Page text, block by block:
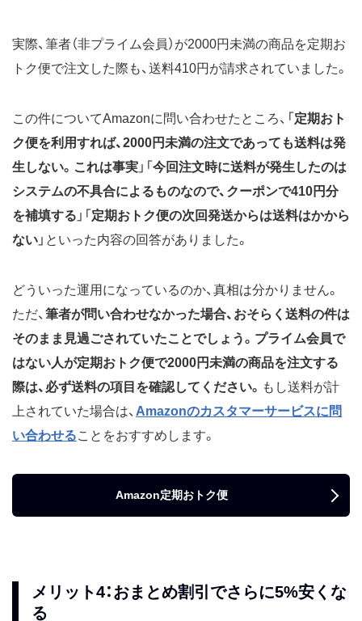
実際、筆者（非プライム会員）が2000円未満の商品を定期お
トク便で注文した際も、送料410円が請求されていました。
この件についてAmazonに問い合わせたところ、「 定期おト
ク便を利用すれば、2000円未満の注文であっても送料は発
生しない。これは事実 」「 今回注文時に送料が発生したのは
システムの不具合によるものなので、クーポンで410円分
を補填する 」「 定期おトク便の次回発送からは送料はかから
ない 」といった内容の回答がありました。
どういった運用になっているのか、真相は分かりません。
ただ、 筆者が問い合わせなかった場合、おそらく送料の件は
そのまま見過ごされていたことでしょう。 プライム会員で
はない人が定期おトク便で2000円未満の商品を注文する
際は、必ず送料の項目を確認してください。 もし送料が計
上されていた場合は、 Amazonのカスタマーサービスに問
い合わせることをおすすめします。
Amazon定期おトク便
メリット4：おまとめ割引でさらに5%安くな
る